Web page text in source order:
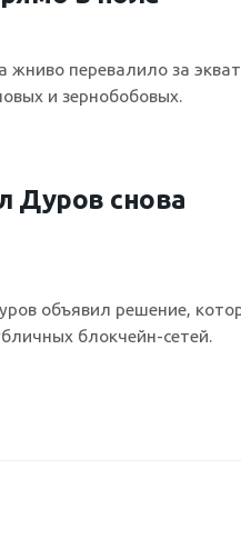
жниво перевалило за
и зернобобовых.
Дуров снова
объявил решение,
блокчейн-сетей.